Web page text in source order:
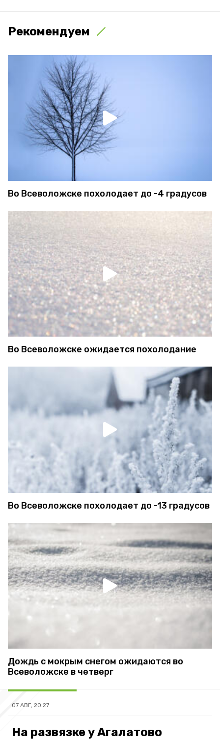
Рекомендуем
Во Всеволожске похолодает до -4 градусов
Во Всеволожске ожидается похолодание
Во Всеволожске похолодает до -13 градусов
Дождь с мокрым снегом ожидаются во
Всеволожске в четверг
07 АВГ, 20:27
На развязке у Агалатово